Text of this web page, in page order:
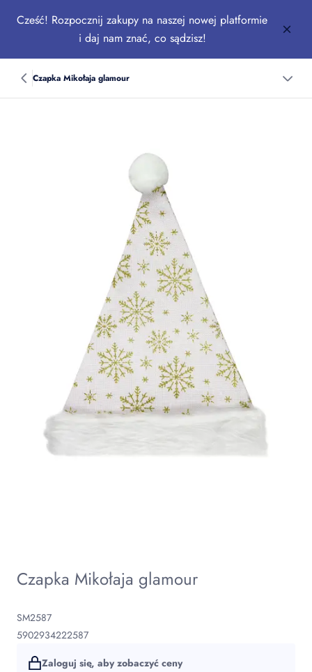
Cześć! Rozpocznij zakupy na naszej nowej platformie
i daj nam znać, co sądzisz!
Czapka Mikołaja glamour
Czapka Mikołaja glamour
SM2587
5902934222587
Zaloguj się, aby zobaczyć ceny